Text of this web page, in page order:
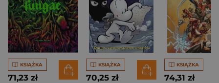
KSIĄŻKA
71,23 zł
KSIĄŻKA
70,25 zł
KSIĄŻKA
74,31 zł